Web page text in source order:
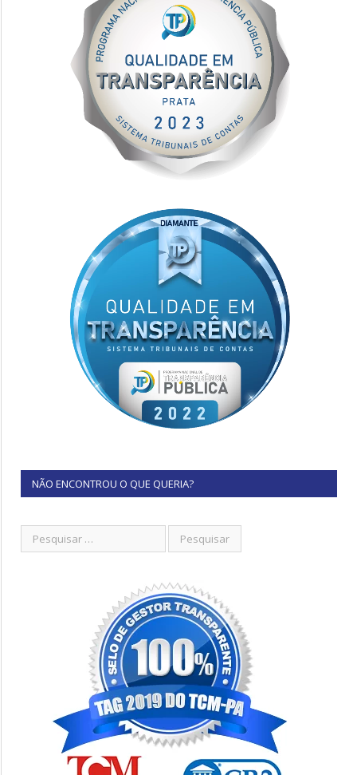
NÃO ENCONTROU O QUE QUERIA?